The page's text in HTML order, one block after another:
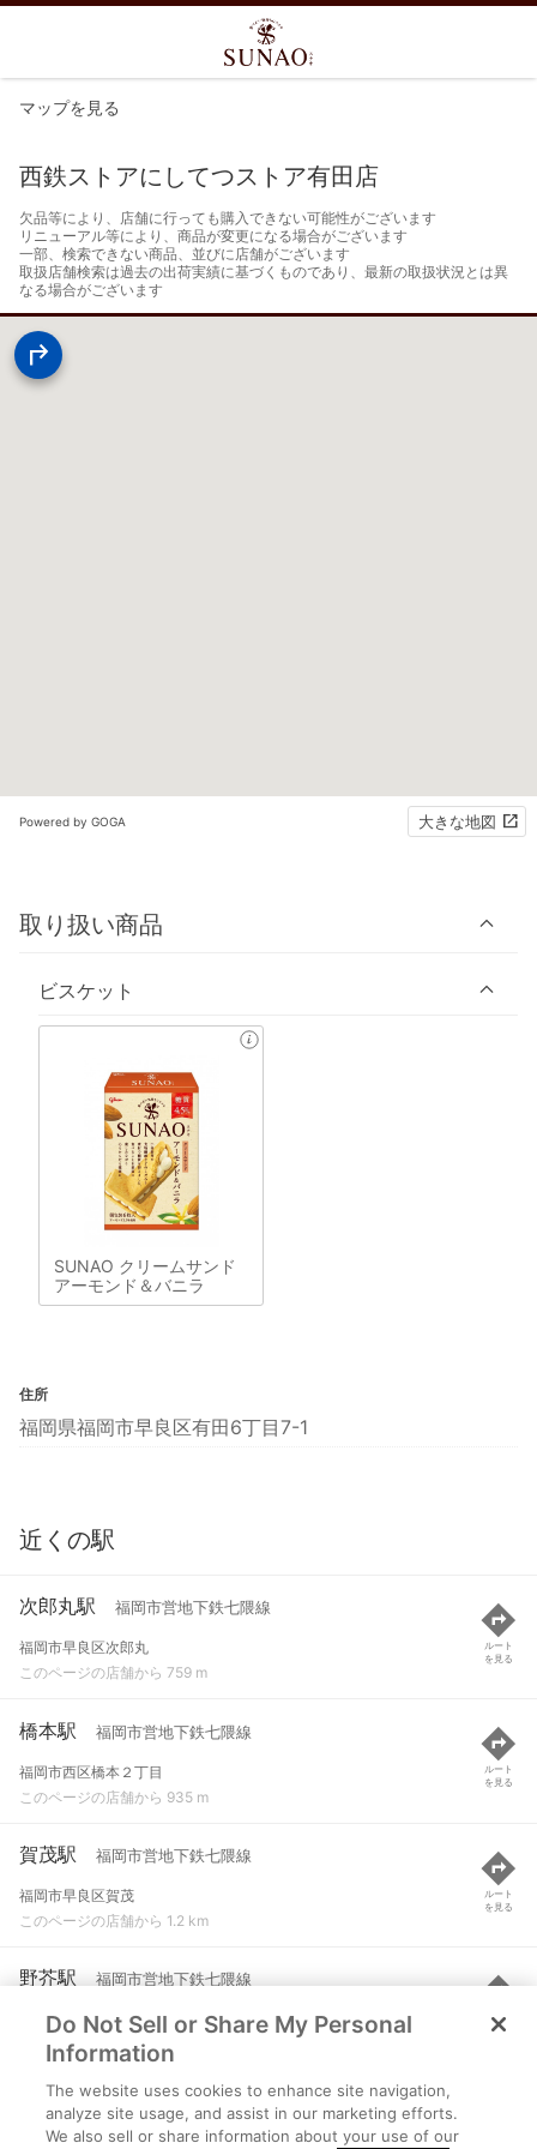
マップを見る
西鉄ストアにしてつストア有田店
欠品等により、店舗に行っても購入できない可能性がございます
リニューアル等により、商品が変更になる場合がございます
一部、検索できない商品、並びに店舗がございます
取扱店舗検索は過去の出荷実績に基づくものであり、最新の取扱状況とは異
なる場合がございます
Powered by GOGA 大きな地図
取り扱い商品
ビスケット
SUNAO クリームサンド
アーモンド＆バニラ
住所
福岡県福岡市早良区有田6丁目7-1
近くの駅
次郎丸駅 福岡市営地下鉄七隈線
福岡市早良区次郎丸
このページの店舗から 759 m
ルート
を見る
橋本駅 福岡市営地下鉄七隈線
福岡市西区橋本２丁目
このページの店舗から 935 m
ルート
を見る
賀茂駅 福岡市営地下鉄七隈線
福岡市早良区賀茂
このページの店舗から 1.2 km
ルート
を見る
野芥駅 福岡市営地下鉄七隈線
福岡市早良区野芥
このページの店舗から 2 km
ルート
を見る
室見駅 福岡市営地下鉄空港線
福岡市早良区室見１丁目
Do Not Sell or Share My Personal
Information
The website uses cookies to enhance site navigation,
analyze site usage, and assist in our marketing efforts.
We also sell or share information about your use of our